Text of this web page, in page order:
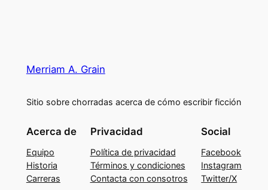
Merriam A. Grain
Sitio sobre chorradas acerca de cómo escribir ficción
Acerca de
Equipo
Historia
Carreras
Privacidad
Política de privacidad
Términos y condiciones
Contacta con consotros
Social
Facebook
Instagram
Twitter/X